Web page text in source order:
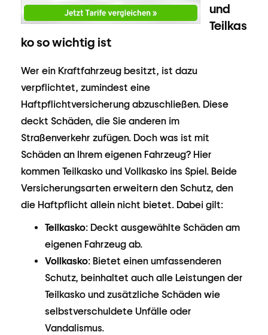
und
Teilkas
ko so wichtig ist
Wer ein Kraftfahrzeug besitzt, ist dazu
verpflichtet, zumindest eine
Haftpflichtversicherung abzuschließen. Diese
deckt Schäden, die Sie anderen im
Straßenverkehr zufügen. Doch was ist mit
Schäden an Ihrem eigenen Fahrzeug? Hier
kommen Teilkasko und Vollkasko ins Spiel. Beide
Versicherungsarten erweitern den Schutz, den
die Haftpflicht allein nicht bietet. Dabei gilt:
Teilkasko: Deckt ausgewählte Schäden am
eigenen Fahrzeug ab.
Vollkasko: Bietet einen umfassenderen
Schutz, beinhaltet auch alle Leistungen der
Teilkasko und zusätzliche Schäden wie
selbstverschuldete Unfälle oder
Vandalismus.